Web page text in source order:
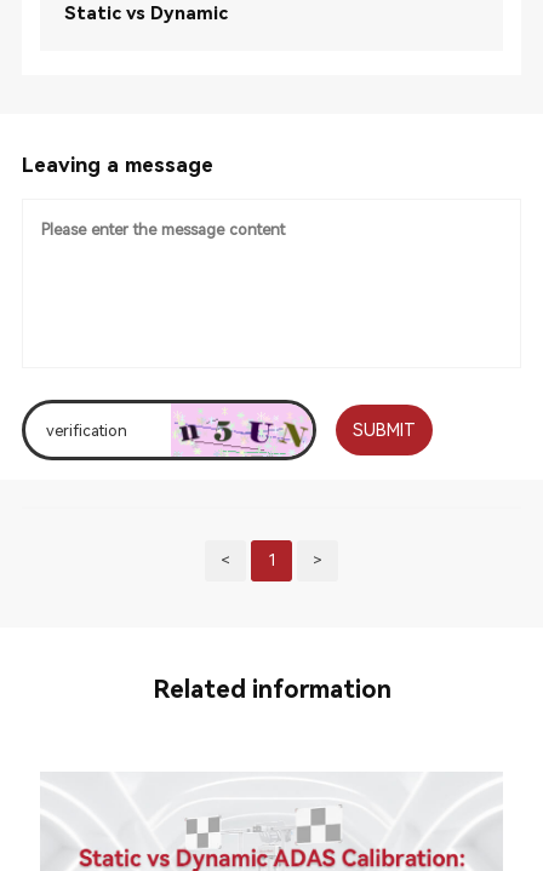
Static vs Dynamic
Leaving a message
SUBMIT
< 1 >
Related information